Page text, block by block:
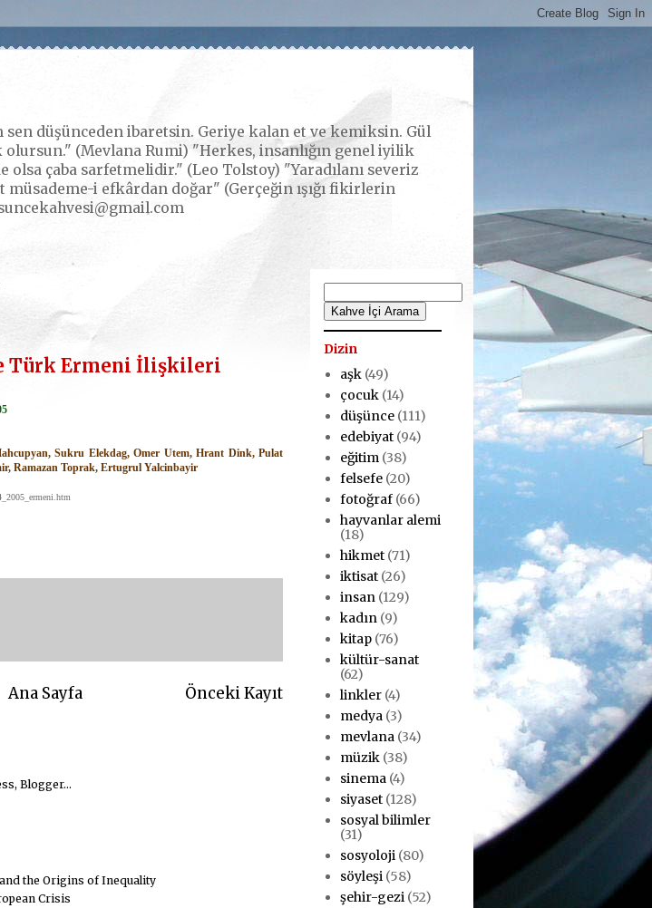
sen düşünceden ibaretsin. Geriye kalan et ve kemiksin. Gül
(Mevlana Rumi) "Herkes, insanlığın genel iyilik
çaba sarfetmelidir." (Leo Tolstoy) "Yaradılanı severiz
i efkârdan doğar" (Gerçeğin ışığı fikirlerin
Türk Ermeni İlişkileri
Sukru Elekdag, Omer Utem, Hrant Dink, Pulat
Ramazan Toprak, Ertugrul Yalcinbayir
Önceki Kayıt
Ana Sayfa
and the Origins of Inequality
Crisis
Dizin
aşk (49)
çocuk (14)
düşünce (111)
edebiyat (94)
eğitim (38)
felsefe (20)
fotoğraf (66)
hayvanlar alemi
(18)
hikmet (71)
iktisat (26)
insan (129)
kadın (9)
kitap (76)
kültür-sanat
(62)
linkler (4)
medya (3)
mevlana (34)
müzik (38)
sinema (4)
siyaset (128)
sosyal bilimler
(31)
sosyoloji (80)
söyleşi (58)
şehir-gezi (52)